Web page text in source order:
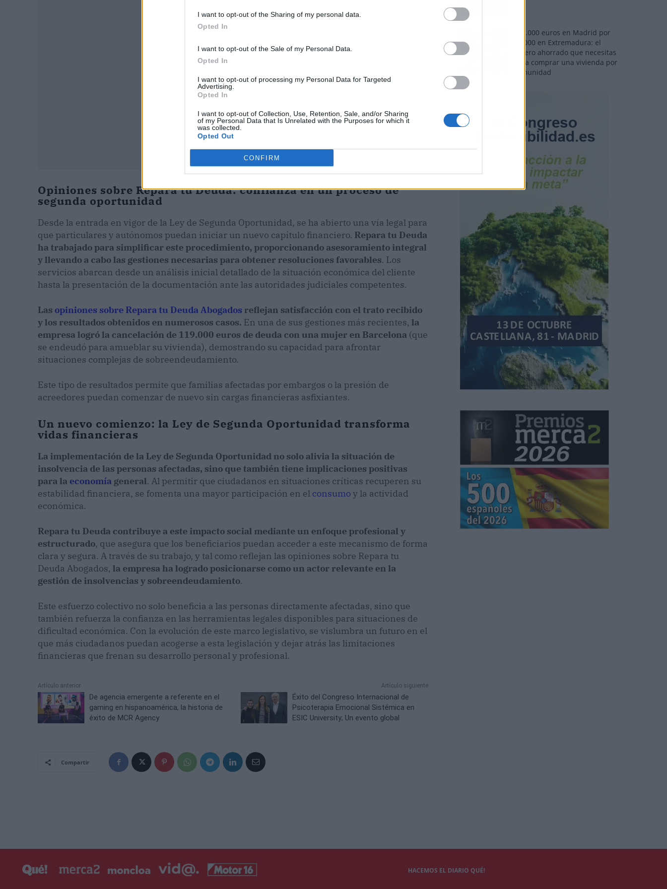
I want to opt-out of the Sharing of my personal data.
Opted In
I want to opt-out of the Sale of my Personal Data.
Opted In
I want to opt-out of processing my Personal Data for Targeted
Advertising.
Opted In
I want to opt-out of Collection, Use, Retention, Sale, and/or Sharing
of my Personal Data that Is Unrelated with the Purposes for which it
was collected.
Opted Out
CONFIRM
Publicidad
Opiniones sobre Repara tu Deuda: confianza en un proceso de
segunda oportunidad
Desde la entrada en vigor de la Ley de Segunda Oportunidad, se ha abierto una vía legal para
que particulares y autónomos puedan iniciar un nuevo capítulo financiero. Repara tu Deuda
ha trabajado para simplificar este procedimiento, proporcionando asesoramiento integral
y llevando a cabo las gestiones necesarias para obtener resoluciones favorables. Los
servicios abarcan desde un análisis inicial detallado de la situación económica del cliente
hasta la presentación de la documentación ante las autoridades judiciales competentes.
Las opiniones sobre Repara tu Deuda Abogados reflejan satisfacción con el trato recibido
y los resultados obtenidos en numerosos casos. En una de sus gestiones más recientes, la
empresa logró la cancelación de 119.000 euros de deuda con una mujer en Barcelona (que
se endeudó para amueblar su vivienda), demostrando su capacidad para afrontar
situaciones complejas de sobreendeudamiento.
Este tipo de resultados permite que familias afectadas por embargos o la presión de
acreedores puedan comenzar de nuevo sin cargas financieras asfixiantes.
Un nuevo comienzo: la Ley de Segunda Oportunidad transforma
vidas financieras
La implementación de la Ley de Segunda Oportunidad no solo alivia la situación de
insolvencia de las personas afectadas, sino que también tiene implicaciones positivas
para la economía general. Al permitir que ciudadanos en situaciones críticas recuperen su
estabilidad financiera, se fomenta una mayor participación en el consumo y la actividad
económica.
Repara tu Deuda contribuye a este impacto social mediante un enfoque profesional y
estructurado, que asegura que los beneficiarios puedan acceder a este mecanismo de forma
clara y segura. A través de su trabajo, y tal como reflejan las opiniones sobre Repara tu
Deuda Abogados, la empresa ha logrado posicionarse como un actor relevante en la
gestión de insolvencias y sobreendeudamiento.
Este esfuerzo colectivo no solo beneficia a las personas directamente afectadas, sino que
también refuerza la confianza en las herramientas legales disponibles para situaciones de
dificultad económica. Con la evolución de este marco legislativo, se vislumbra un futuro en el
que más ciudadanos puedan acogerse a esta legislación y dejar atrás las limitaciones
financieras que frenan su desarrollo personal y profesional.
Artículo anterior
De agencia emergente a referente en el
gaming en hispanoamérica, la historia de
éxito de MCR Agency
Artículo siguiente
Éxito del Congreso Internacional de
Psicoterapia Emocional Sistémica en
ESIC University; Un evento global
Compartir
110.000 euros en Madrid por
31.000 en Extremadura: el
dinero ahorrado que necesitas
para comprar una vivienda por
comunidad
HACEMOS EL DIARIO QUÉ!